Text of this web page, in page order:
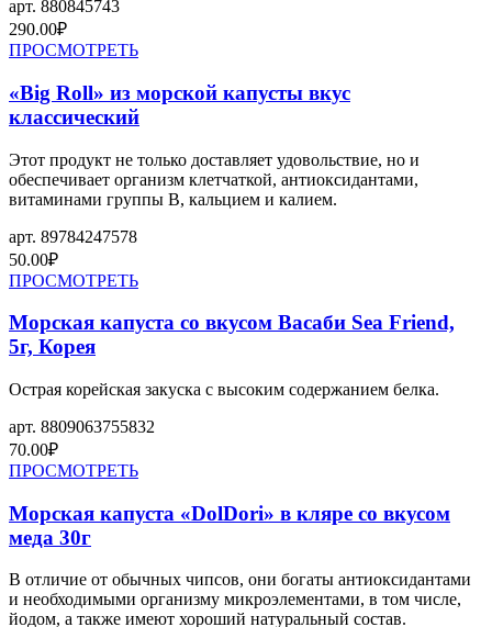
арт. 880845743
290.00₽
ПРОСМОТРЕТЬ
«Big Roll» из морской капусты вкус
классический
Этот продукт не только доставляет удовольствие, но и
обеспечивает организм клетчаткой, антиоксидантами,
витаминами группы В, кальцием и калием.
арт. 89784247578
50.00₽
ПРОСМОТРЕТЬ
Морская капуста со вкусом Васаби Sea Friend,
5г, Корея
Острая корейская закуска с высоким содержанием белка.
арт. 8809063755832
70.00₽
ПРОСМОТРЕТЬ
Морская капуста «DolDori» в кляре со вкусом
меда 30г
В отличие от обычных чипсов, они богаты антиоксидантами
и необходимыми организму микроэлементами, в том числе,
йодом, а также имеют хороший натуральный состав.